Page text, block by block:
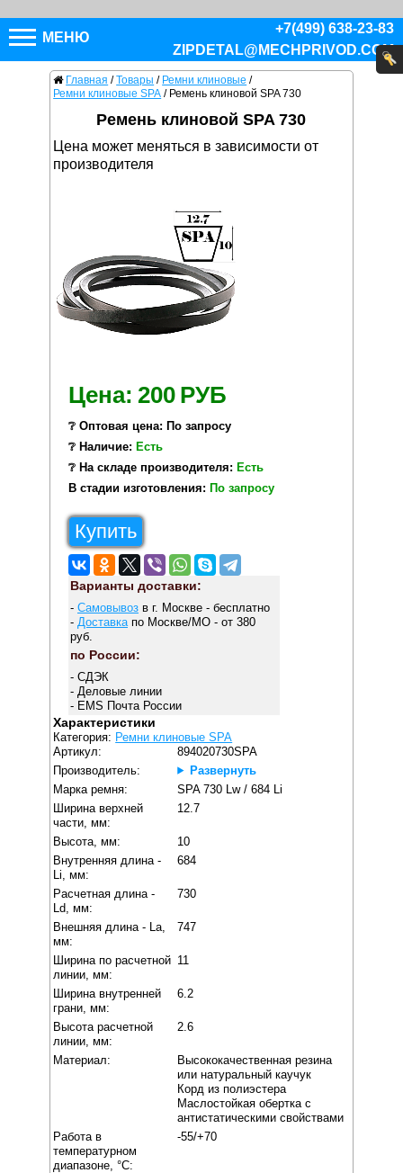
МЕНЮ
+7(499) 638-23-83
ZIPDETAL@MECHPRIVOD.COM
Главная / Товары / Ремни клиновые /
Ремни клиновые SPA / Ремень клиновой SPA 730
Ремень клиновой SPA 730
Цена может меняться в зависимости от
производителя
Цена: 200 РУБ
❔ Оптовая цена: По запросу
❔ Наличие: Есть
❔ На складе производителя: Есть
В стадии изготовления: По запросу
Купить
Варианты доставки:
- Самовывозв г. Москве - бесплатно
- Доставкапо Москве/МО - от 380
руб.
по России:
- СДЭК
- Деловые линии
- EMS Почта России
Характеристики
Категория: Ремни клиновые SPA
Артикул:
894020730SPA
Производитель:
Развернуть
Марка ремня:
SPA 730 Lw / 684 Li
Ширина верхней
части, мм:
12.7
Высота, мм:
10
Внутренняя длина -
Li, мм:
684
Расчетная длина -
Ld, мм:
730
Внешняя длина - La,
мм:
747
Ширина по расчетной
линии, мм:
11
Ширина внутренней
грани, мм:
6.2
Высота расчетной
линии, мм:
2.6
Материал:
Высококачественная резина
или натуральный каучук
Корд из полиэстера
Маслостойкая обертка с
антистатическими свойствами
Работа в
температурном
диапазоне, °C:
-55/+70